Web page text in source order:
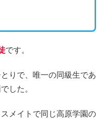
です。
りで、唯一の同級生であ
した。
メイトで同じ高原学園の